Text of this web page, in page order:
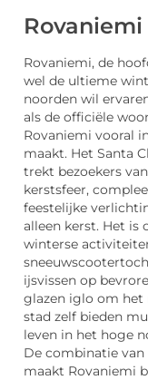
Rovaniemi, de
wel de ultieme
noorden wil
als de officiële
Rovaniemi vooral
maakt. Het Santa
trekt bezoekers
kerstsfeer,
feestelijke
alleen kerst. Het is
winterse
ijsvissen op
glazen iglo om het
stad zelf bieden
leven in het hoge
De combinatie
maakt Rovaniemi